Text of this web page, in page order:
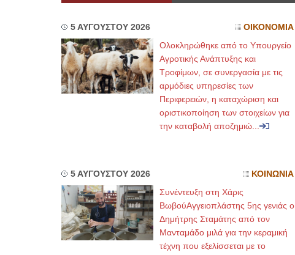
5 ΑΥΓΟΥΣΤΟΥ 2026 ΟΙΚΟΝΟΜΙΑ
Ολοκληρώθηκε από το Υπουργείο
Αγροτικής Ανάπτυξης και
Τροφίμων, σε συνεργασία με τις
αρμόδιες υπηρεσίες των
Περιφερειών, η καταχώριση και
οριστικοποίηση των στοιχείων για
την καταβολή αποζημιώ...
5 ΑΥΓΟΥΣΤΟΥ 2026 ΚΟΙΝΩΝΙΑ
Συνέντευξη στη Χάρις
ΒωβούΑγγειοπλάστης 5ης γενιάς ο
Δημήτρης Σταμάτης από τον
Μανταμάδο μιλά για την κεραμική
τέχνη που εξελίσσεται με το